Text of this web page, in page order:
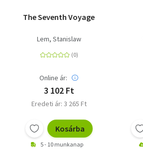
The Seventh Voyage
Lem, Stanislaw
Online ár:
3 102 Ft
Eredeti ár: 3 265 Ft
Kosárba
5 - 10 munkanap